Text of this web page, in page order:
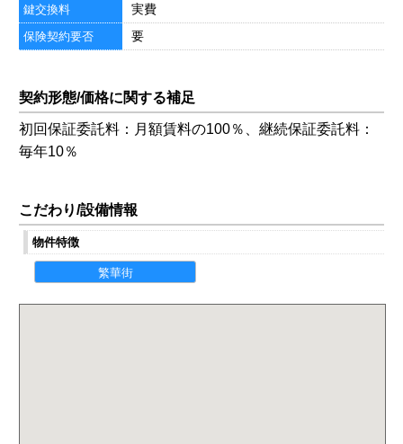
鍵交換料 実費
保険契約要否 要
契約形態/価格に関する補足
初回保証委託料：月額賃料の100％、継続保証委託料：
毎年10％
こだわり/設備情報
物件特徴
繁華街